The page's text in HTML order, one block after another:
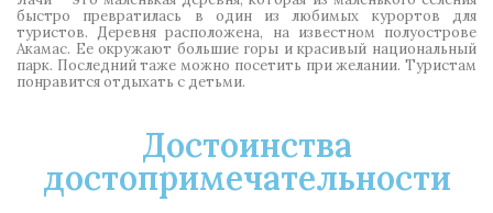
быстро превратилась в один из любимых курортов для
туристов. Деревня расположена, на известном полуострове
Акамас. Ее окружают большие горы и красивый национальный
парк. Последний таже можно посетить при желании. Туристам
понравится отдыхать с детьми.
Достоинства
достопримечательности